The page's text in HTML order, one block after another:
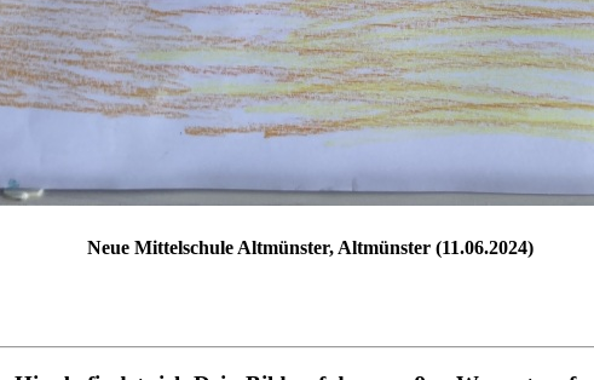
Neue Mittelschule Altmünster, Altmünster (11.06.2024)